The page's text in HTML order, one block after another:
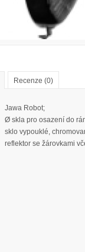
Recenze (0)
Jawa Robot;
Ø skla pro osazení do
sklo vypouklé,
reflektor se žárovkami